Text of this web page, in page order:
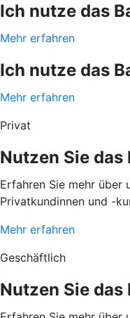
Ich nutze das
Mehr erfahren
Ich nutze das
Mehr erfahren
Privat
Nutzen Sie
Erfahren Sie mehr über
Privatkundinnen und -
Mehr erfahren
Geschäftlich
Nutzen Sie